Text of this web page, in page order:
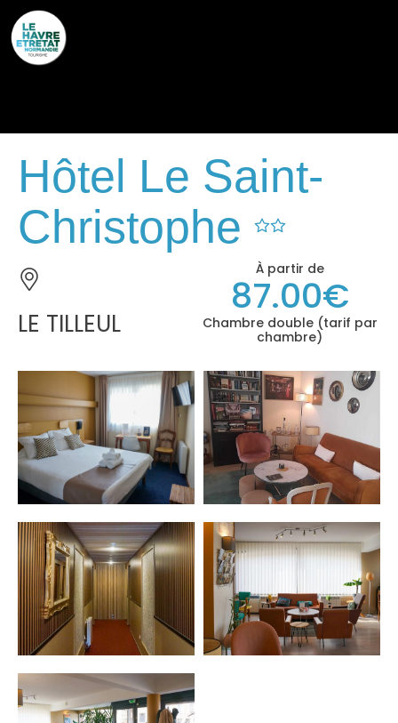
Hôtel Le Saint-
Christophe
LE TILLEUL
À partir de
87.00€
Chambre double (tarif par
chambre)
Cookies management panel